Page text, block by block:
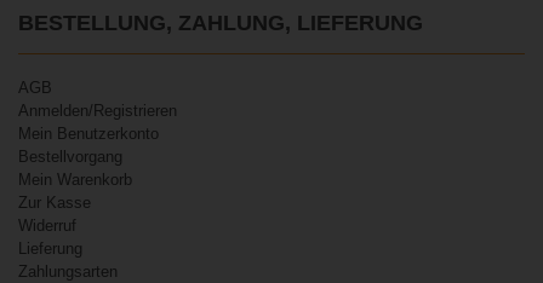
BESTELLUNG, ZAHLUNG, LIEFERUNG
AGB
Anmelden/Registrieren
Mein Benutzerkonto
Bestellvorgang
Mein Warenkorb
Zur Kasse
Widerruf
Lieferung
Zahlungsarten